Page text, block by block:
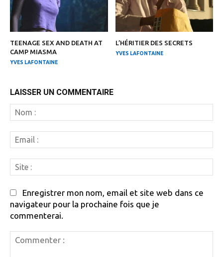
TEENAGE SEX AND DEATH AT
CAMP MIASMA
YVES LAFONTAINE
L’HÉRITIER DES SECRETS
YVES LAFONTAINE
LAISSER UN COMMENTAIRE
:
:
:
Enregistrer mon nom, email et site web dans ce
navigateur pour la prochaine fois que je
commenterai.